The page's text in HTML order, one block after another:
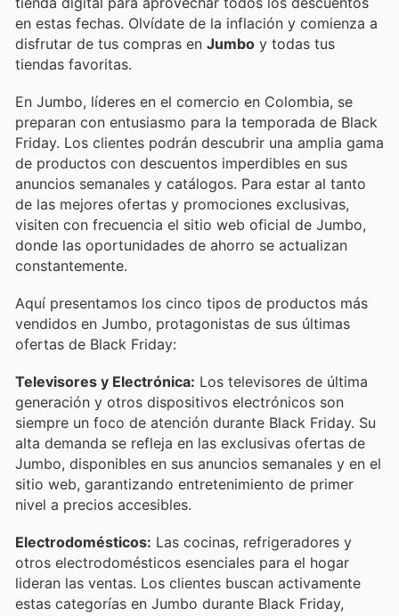
en estas fechas. Olvídate de la inflación y comienza a
disfrutar de tus compras en Jumbo y todas tus
tiendas favoritas.
En Jumbo, líderes en el comercio en Colombia, se
preparan con entusiasmo para la temporada de Black
Friday. Los clientes podrán descubrir una amplia gama
de productos con descuentos imperdibles en sus
anuncios semanales y catálogos. Para estar al tanto
de las mejores ofertas y promociones exclusivas,
visiten con frecuencia el sitio web oficial de Jumbo,
donde las oportunidades de ahorro se actualizan
constantemente.
Aquí presentamos los cinco tipos de productos más
vendidos en Jumbo, protagonistas de sus últimas
ofertas de Black Friday:
Televisores y Electrónica: Los televisores de última
generación y otros dispositivos electrónicos son
siempre un foco de atención durante Black Friday. Su
alta demanda se refleja en las exclusivas ofertas de
Jumbo, disponibles en sus anuncios semanales y en el
sitio web, garantizando entretenimiento de primer
nivel a precios accesibles.
Electrodomésticos: Las cocinas, refrigeradores y
otros electrodomésticos esenciales para el hogar
lideran las ventas. Los clientes buscan activamente
estas categorías en Jumbo durante Black Friday,